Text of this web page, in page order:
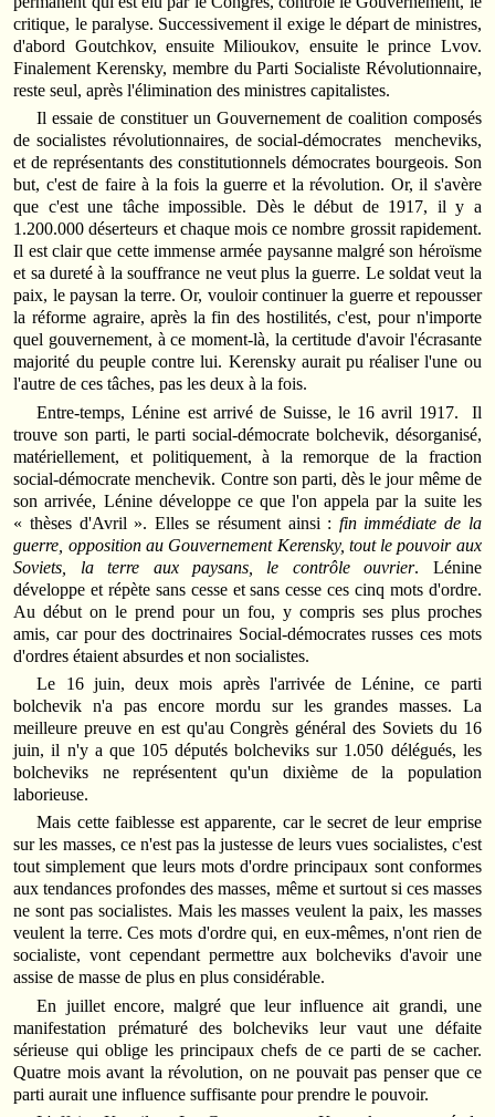
critique, le paralyse. Successivement il exige le départ de ministres,
d'abord Goutchkov, ensuite Milioukov, ensuite le prince Lvov.
Finalement Kerensky, membre du Parti Socialiste Révolutionnaire,
reste seul, après l'élimination des ministres capitalistes.
Il essaie de constituer un Gouvernement de coalition composés
de socialistes révolutionnaires, de social-démocrates mencheviks,
et de représentants des constitutionnels démocrates bourgeois. Son
but, c'est de faire à la fois la guerre et la révolution. Or, il s'avère
que c'est une tâche impossible. Dès le début de 1917, il y a
1.200.000 déserteurs et chaque mois ce nombre grossit rapidement.
Il est clair que cette immense armée paysanne malgré son héroïsme
et sa dureté à la souffrance ne veut plus la guerre. Le soldat veut la
paix, le paysan la terre. Or, vouloir continuer la guerre et repousser
la réforme agraire, après la fin des hostilités, c'est, pour n'importe
quel gouvernement, à ce moment-là, la certitude d'avoir l'écrasante
majorité du peuple contre lui. Kerensky aurait pu réaliser l'une ou
l'autre de ces tâches, pas les deux à la fois.
Entre-temps, Lénine est arrivé de Suisse, le 16 avril 1917. Il
trouve son parti, le parti social-démocrate bolchevik, désorganisé,
matériellement, et politiquement, à la remorque de la fraction
social-démocrate menchevik. Contre son parti, dès le jour même de
son arrivée, Lénine développe ce que l'on appela par la suite les
« thèses d'Avril ». Elles se résument ainsi : fin immédiate de la
guerre, opposition au Gouvernement Kerensky, tout le pouvoir aux
Soviets, la terre aux paysans, le contrôle ouvrier. Lénine
développe et répète sans cesse et sans cesse ces cinq mots d'ordre.
Au début on le prend pour un fou, y compris ses plus proches
amis, car pour des doctrinaires Social-démocrates russes ces mots
d'ordres étaient absurdes et non socialistes.
Le 16 juin, deux mois après l'arrivée de Lénine, ce parti
bolchevik n'a pas encore mordu sur les grandes masses. La
meilleure preuve en est qu'au Congrès général des Soviets du 16
juin, il n'y a que 105 députés bolcheviks sur 1.050 délégués, les
bolcheviks ne représentent qu'un dixième de la population
laborieuse.
Mais cette faiblesse est apparente, car le secret de leur emprise
sur les masses, ce n'est pas la justesse de leurs vues socialistes, c'est
tout simplement que leurs mots d'ordre principaux sont conformes
aux tendances profondes des masses, même et surtout si ces masses
ne sont pas socialistes. Mais les masses veulent la paix, les masses
veulent la terre. Ces mots d'ordre qui, en eux-mêmes, n'ont rien de
socialiste, vont cependant permettre aux bolcheviks d'avoir une
assise de masse de plus en plus considérable.
En juillet encore, malgré que leur influence ait grandi, une
manifestation prématuré des bolcheviks leur vaut une défaite
sérieuse qui oblige les principaux chefs de ce parti de se cacher.
Quatre mois avant la révolution, on ne pouvait pas penser que ce
parti aurait une influence suffisante pour prendre le pouvoir.